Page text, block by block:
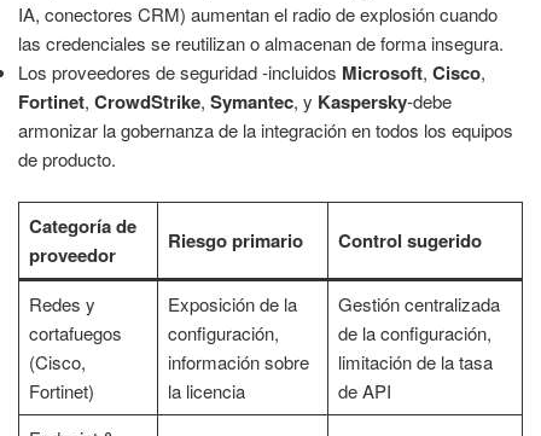
IA, conectores CRM) aumentan el radio de explosión cuando
las credenciales se reutilizan o almacenan de forma insegura.
Los proveedores de seguridad -incluidos Microsoft, Cisco,
Fortinet, CrowdStrike, Symantec, y Kaspersky-debe
armonizar la gobernanza de la integración en todos los equipos
de producto.
Categoría de
proveedor
Riesgo primario Control sugerido
Redes y
cortafuegos
(Cisco,
Fortinet)
Exposición de la
configuración,
información sobre
la licencia
Gestión centralizada
de la configuración,
limitación de la tasa
de API